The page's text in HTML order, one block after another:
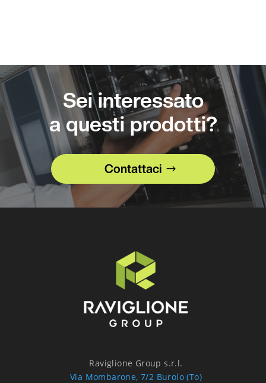
Sei interessato
a questi prodotti?
Contattaci
Raviglione Group s.r.l.
Via Mombarone, 7/2 Burolo (To)